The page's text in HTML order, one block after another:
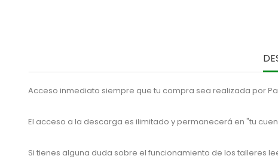
Acceso inmediato siempre que tu compra sea realizada por
El acceso a la descarga es ilimitado y permanecerá en "tu
Si tienes alguna duda sobre el funcionamiento de los talleres